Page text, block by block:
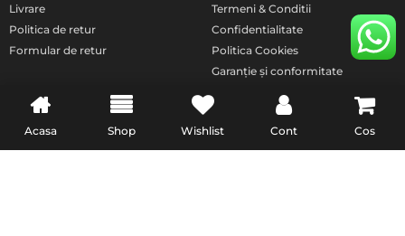
Livrare
Politica de retur
Formular de retur
Termeni & Conditii
Confidentialitate
Politica Cookies
Garanție și conformitate
reclamatiisal.anpc.ro
Acasa Shop Wishlist Cont Cos